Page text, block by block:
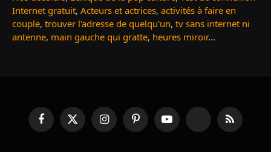
Internet gratuit, Acteurs et actrices, activités à faire en
couple, trouver l'adresse de quelqu'un, tv sans internet ni
antenne, main gauche qui gratte, heures miroir...
FacebookX
(Twitter)
InstagramPinterestYouTube TikTok RSS